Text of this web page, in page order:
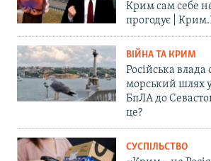
Крим сам себе
прогодує |
ВІЙНА ТА КРИМ
Російська влада
морський шлях
БпЛА до
це?
СУСПІЛЬСТВО